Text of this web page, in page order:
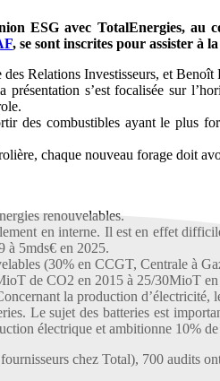
ESG avec TotalEnergies, au
, se sont inscrites pour assister à
Relations Investisseurs, et
s’est focalisée sur
des combustibles ayant le plus
chaque nouveau forage doit
renouvelables.
en interne. Il est en effet
à 5mds€ en 2025.
(30% en CCGT, Centrale à
de CO2 en 2015 à 25/30MioT
la production
Le sujet des batteries est
électrique et ambitionne 10%
chez Total), 700 audits